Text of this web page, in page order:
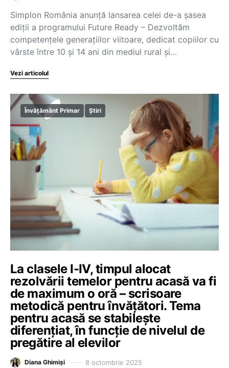
Simplon România anunță lansarea celei de-a șasea
ediții a programului Future Ready – Dezvoltăm
competențele generațiilor viitoare, dedicat copiilor cu
vârste între 10 și 14 ani din mediul rural și…
Vezi articolul
Învățământ Primar Știri
La clasele I-IV, timpul alocat
rezolvării temelor pentru acasă va fi
de maximum o oră – scrisoare
metodică pentru învățători. Tema
pentru acasă se stabileşte
diferențiat, în funcție de nivelul de
pregătire al elevilor
Diana Ghimiși 8 octombrie 2025